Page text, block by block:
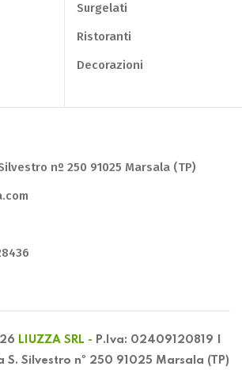
Surgelati
Ristoranti
Decorazioni
nº 250 91025 Marsala (TP)
LIUZZA SRL - P.Iva: 02409120819 |
S. Silvestro nº 250 91025 Marsala (TP)